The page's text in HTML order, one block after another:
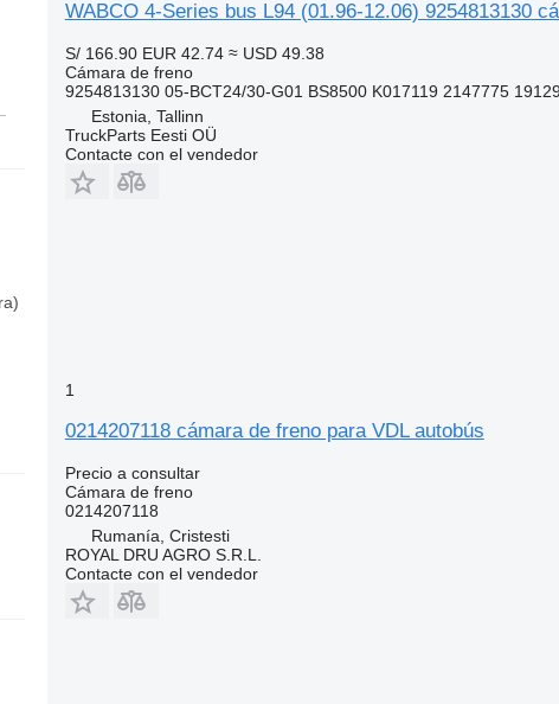
WABCO 4-Series bus L94 (01.96-12.06) 9254813130
S/ 166.90 EUR 42.74 ≈ USD 49.38
Cámara de freno
9254813130 05-BCT24/30-G01 BS8500 K017119 2147775
Estonia, Tallinn
TruckParts Eesti OÜ
Contacte con el vendedor
1
0214207118 cámara de freno para VDL autobús
Precio a consultar
Cámara de freno
0214207118
Rumanía, Cristesti
ROYAL DRU AGRO S.R.L.
Contacte con el vendedor